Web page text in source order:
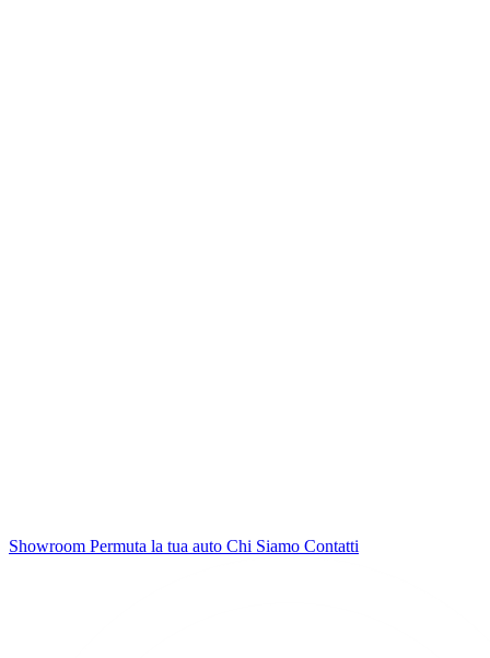
Showroom Permuta la tua auto Chi Siamo Contatti